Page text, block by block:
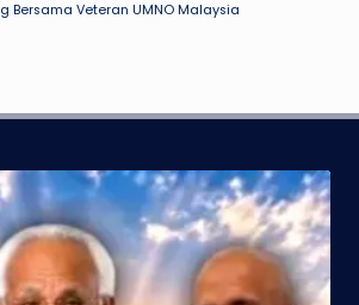
Bersama Veteran UMNO Malaysia